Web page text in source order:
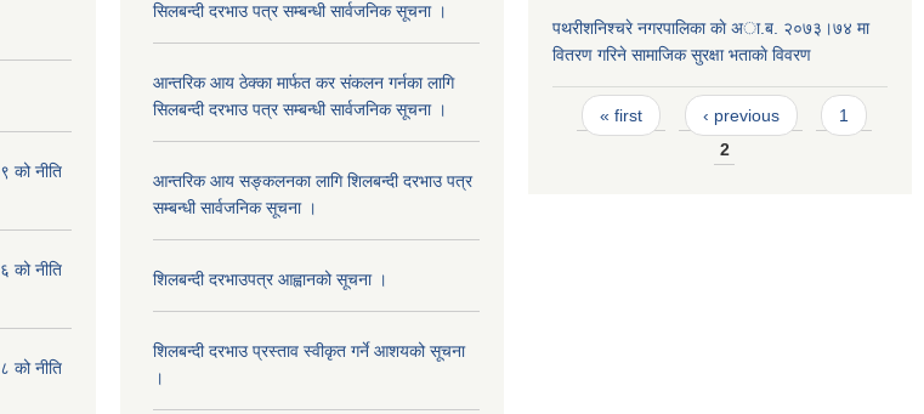
को नीति
को नीति
को नीति
सिलबन्दी दरभाउ पत्र सम्बन्धी सार्वजनिक सूचना ।
आन्तरिक आय ठेक्का मार्फत कर संकलन गर्नका लागि
सिलबन्दी दरभाउ पत्र सम्बन्धी सार्वजनिक सूचना ।
आन्तरिक आय सङ्कलनका लागि शिलबन्दी दरभाउ पत्र
सम्बन्धी सार्वजनिक सूचना ।
शिलबन्दी दरभाउपत्र आह्वानको सूचना ।
शिलबन्दी दरभाउ प्रस्ताव स्वीकृत गर्ने आशयको सूचना
।
पथरीशनिश्चरे नगरपालिका काे अा.ब. २०७३।७४ मा
वितरण गरिने सामाजिक सुरक्षा भताकाे विवरण
Pages
« first ‹ previous
1
2